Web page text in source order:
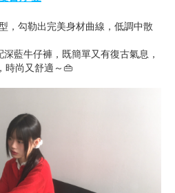
，勾勒出完美身材曲線，低調中散
藍牛仔褲，既簡單又有復古氣息，
時尚又舒適～👜